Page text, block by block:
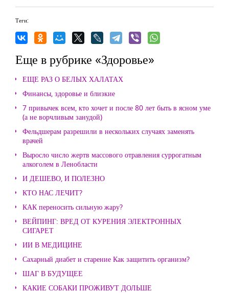
Теги:
Еще в рубрике «Здоровье»
ЕЩЕ РАЗ О БЕЛЫХ ХАЛАТАХ
Финансы, здоровье и близкие
7 привычек всем, кто хочет и после 80 лет быть в ясном уме
(а не ворчливым занудой)
Фельдшерам разрешили в нескольких случаях заменять
врачей
Выросло число жертв массового отравления суррогатным
алкоголем в Ленобласти
И ДЕШЕВО, И ПОЛЕЗНО
КТО НАС ЛЕЧИТ?
КАК переносить сильную жару?
ВЕЙПИНГ: ВРЕД ОТ КУРЕНИЯ ЭЛЕКТРОННЫХ
СИГАРЕТ
ИИ В МЕДИЦИНЕ
Сахарный диабет и старение Как защитить организм?
ШАГ В БУДУЩЕЕ
КАКИЕ СОБАКИ ПРОЖИВУТ ДОЛЬШЕ